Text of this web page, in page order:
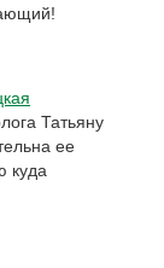
Татьяну
ее
куда